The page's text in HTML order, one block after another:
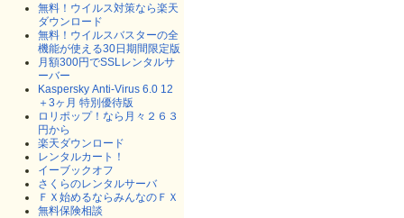
無料！ウイルス対策なら楽天
ダウンロード
無料！ウイルスバスターの全
機能が使える30日期間限定版
月額300円でSSLレンタルサ
ーバー
Kaspersky Anti-Virus 6.0 12
＋3ヶ月 特別優待版
ロリポップ！なら月々２６３
円から
楽天ダウンロード
レンタルカート！
イーブックオフ
さくらのレンタルサーバ
ＦＸ始めるならみんなのＦＸ
無料保険相談